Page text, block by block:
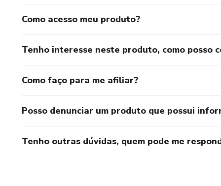
Como acesso meu produto?
Tenho interesse neste produto, como posso
Como faço para me afiliar?
Posso denunciar um produto que possui
Tenho outras dúvidas, quem pode me